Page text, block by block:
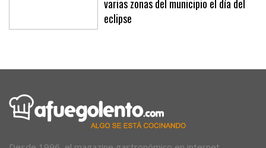
Puigpunyent restringe el acceso a
varias zonas del municipio el día del